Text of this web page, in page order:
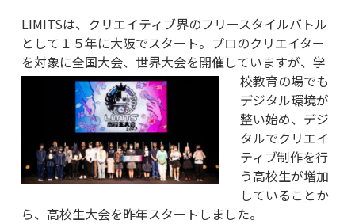
LIMITSは、クリエイティブ界のフリースタイルバトル
として１５年に大阪でスタート。プロのクリエイター
を対象に全国大会、世界大会を開催していますが、学
校教育の場でも
デジタル環境が
整い始め、デジ
タルでクリエイ
ティブ制作を行
う高校生が増加
していることか
ら、高校生大会を昨年スタートしました。